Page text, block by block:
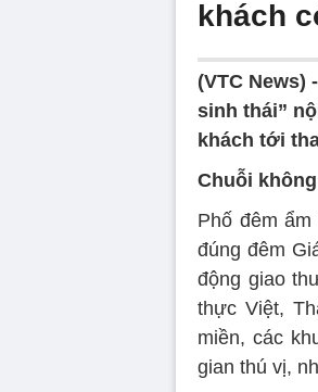
khách
(VTC News) -
sinh thái”
khách tới
Chuỗi
Phố đêm
đúng đêm
động giao
thực Việt,
miền, các
gian thú vị,